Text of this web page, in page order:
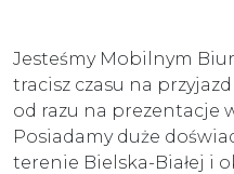
Jesteśmy Mobilnym
tracisz czasu na
od razu na prezentacje
Posiadamy duże
terenie Bielska-Białej i